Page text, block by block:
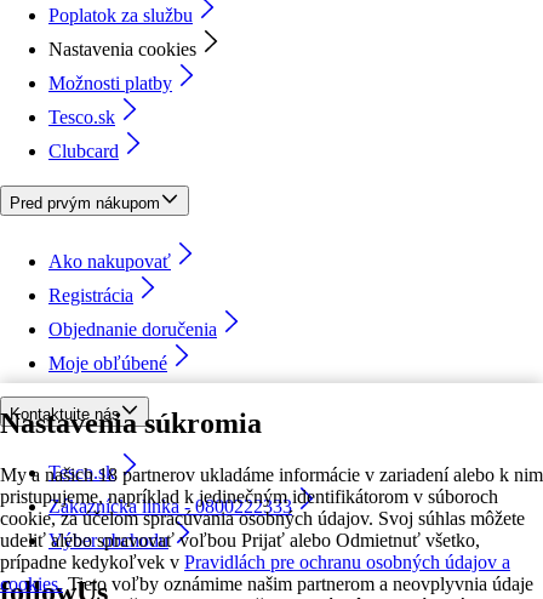
Nastavenia súkromia
My a našich 18 partnerov ukladáme informácie v zariadení alebo k nim
pristupujeme, napríklad k jedinečným identifikátorom v súboroch
cookie, za účelom spracúvania osobných údajov. Svoj súhlas môžete
udeliť alebo spravovať voľbou Prijať alebo Odmietnuť všetko,
prípadne kedykoľvek v Pravidlách pre ochranu osobných údajov a
cookies. Tieto voľby oznámime našim partnerom a neovplyvnia údaje
Poplatok za službu
Nastavenia cookies
Možnosti platby
Tesco.sk
Clubcard
Pred prvým nákupom
Ako nakupovať
Registrácia
Objednanie doručenia
Moje obľúbené
Kontaktujte nás
Tesco.sk
Zákaznícka linka - 0800222333
Výber obchodu
followUs